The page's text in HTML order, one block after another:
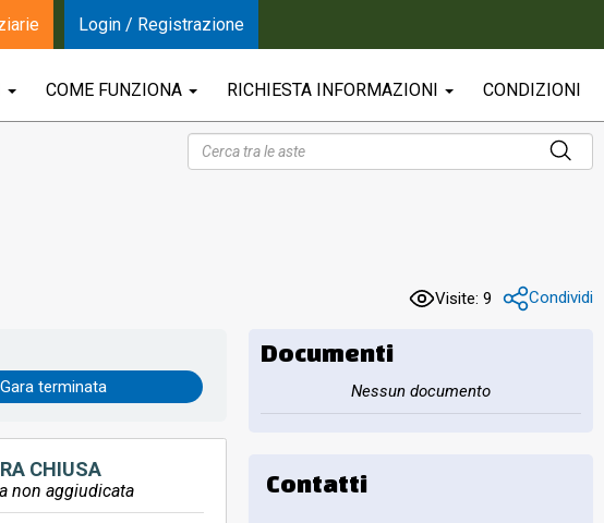
COME FUNZIONA RICHIESTA INFORMAZIONI CONDIZIONI
Visite: 9 Condividi
Gara terminata
CHIUSA
non aggiudicata
Documenti
Nessun documento
Contatti
Login / Registrazione